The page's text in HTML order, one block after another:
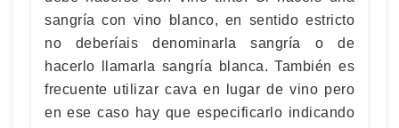
sangría con vino blanco, en sentido estricto
no deberíais denominarla sangría o de
hacerlo llamarla sangría blanca. También es
frecuente utilizar cava en lugar de vino pero
en ese caso hay que especificarlo indicando